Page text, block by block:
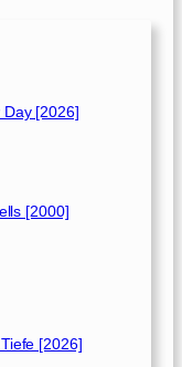
[2026]
[2000]
[2026]